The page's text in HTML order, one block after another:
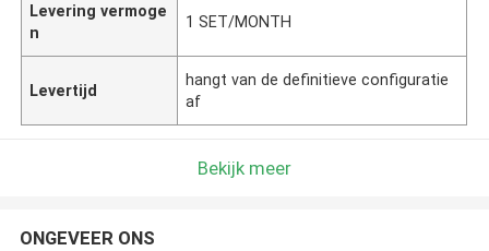
Levering vermoge
n
1 SET/MONTH
Levertijd
hangt van de definitieve configuratie
af
Bekijk meer
ONGEVEER ONS